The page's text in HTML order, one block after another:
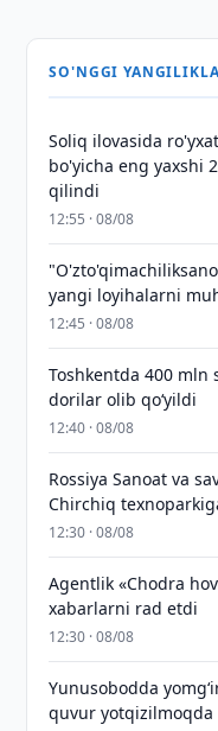
SO'NGGI
Soliq ilovasida
bo'yicha eng yaxshi
qilindi
12:55 · 08/08
yangi loyihalarni
12:45 · 08/08
Toshkentda 400 mln
dorilar olib qo‘yildi
12:40 · 08/08
Rossiya Sanoat va
Chirchiq
12:30 · 08/08
Agentlik «Chodra
xabarlarni rad etdi
12:30 · 08/08
Yunusobodda
quvur yotqizilmoqda